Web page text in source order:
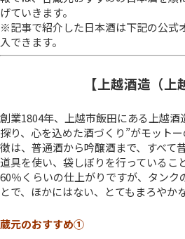
げていきます。
※記事で紹介した日本酒は下記の公式
入できます。
【上越酒造（上
創業1804年、上越市飯田にある上越酒
探り、心を込めた酒づくり”がモット
徴は、普通酒から吟醸酒まで、すべて
道具を使い、袋しぼりを行っているこ
60％くらいの仕上がりですが、タンク
とで、ほかにはない、とてもまろやか
蔵元のおすすめ①